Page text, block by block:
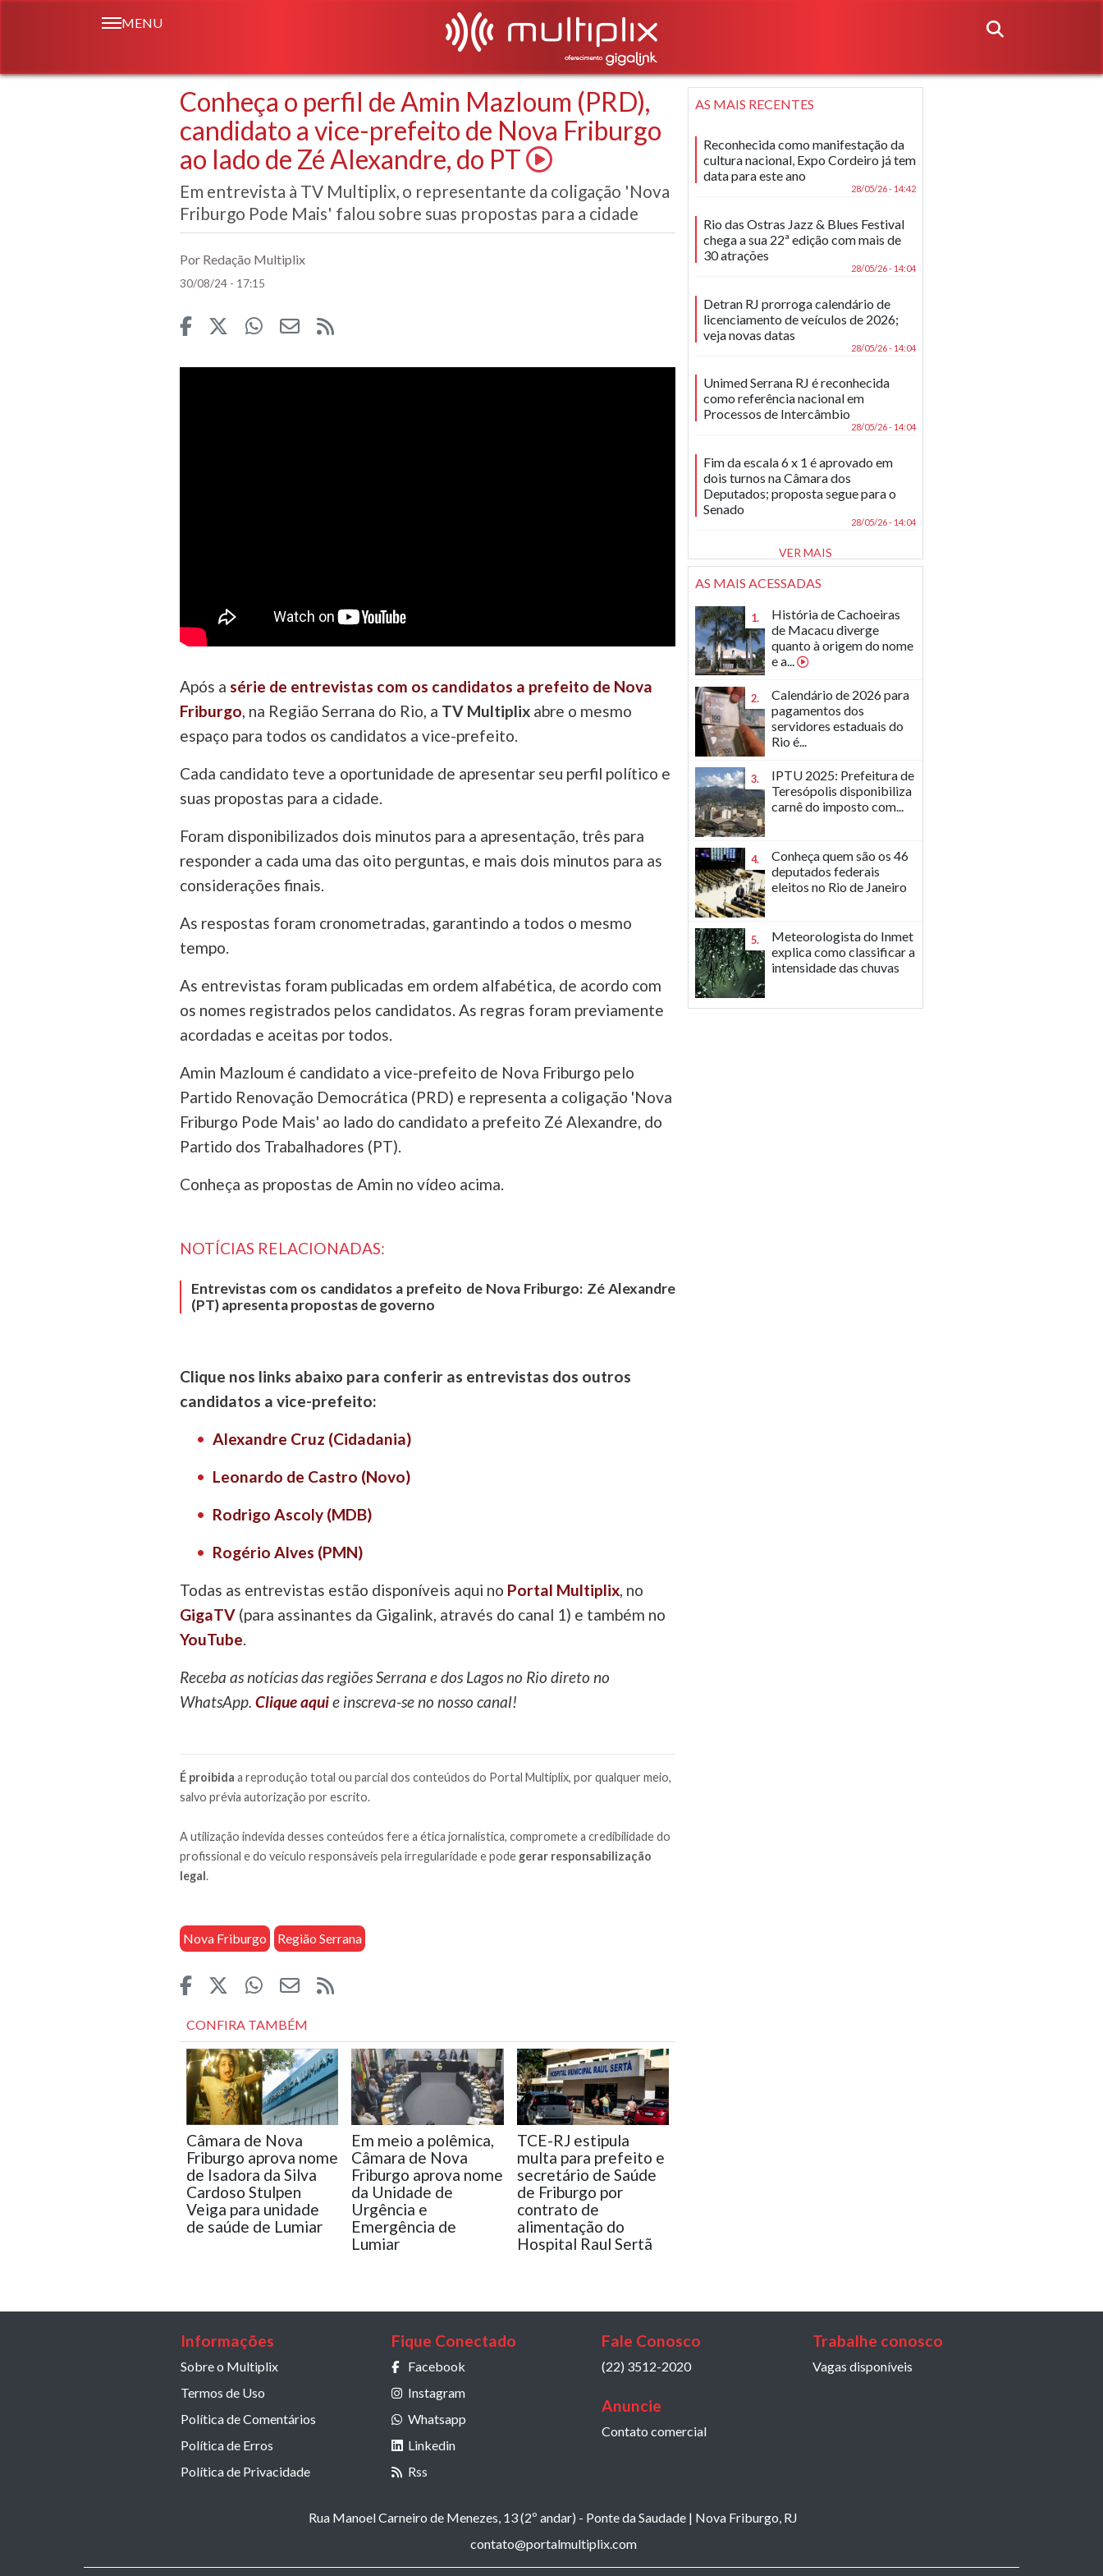
MENU
Conheça o perfil de Amin Mazloum (PRD),
candidato a vice-prefeito de Nova Friburgo
ao lado de Zé Alexandre, do PT
Em entrevista à TV Multiplix, o representante da coligação 'Nova
Friburgo Pode Mais' falou sobre suas propostas para a cidade
Por Redação Multiplix
30/08/24 - 17:15
Após a série de entrevistas com os candidatos a prefeito de Nova
Friburgo, na Região Serrana do Rio, a TV Multiplixabre o mesmo
espaço para todos os candidatos a vice-prefeito.
Cada candidato teve a oportunidade de apresentar seu perfil político e
suas propostas para a cidade.
Foram disponibilizados dois minutos para a apresentação, três para
responder a cada uma das oito perguntas, e mais dois minutos para as
considerações finais.
As respostas foram cronometradas, garantindo a todos o mesmo
tempo.
As entrevistas foram publicadas em ordem alfabética, de acordo com
os nomes registrados pelos candidatos. As regras foram previamente
acordadas e aceitas por todos.
Amin Mazloum é candidato a vice-prefeito de Nova Friburgo pelo
Partido Renovação Democrática (PRD) e representa a coligação 'Nova
Friburgo Pode Mais' ao lado do candidato a prefeito Zé Alexandre, do
Partido dos Trabalhadores (PT).
Conheça as propostas de Amin no vídeo acima.
NOTÍCIAS RELACIONADAS:
Entrevistas com os candidatos a prefeito de Nova Friburgo: Zé Alexandre
(PT) apresenta propostas de governo
Clique nos links abaixo para conferir as entrevistas dos outros
candidatos a vice-prefeito:
Alexandre Cruz (Cidadania)
Leonardo de Castro (Novo)
Rodrigo Ascoly (MDB)
Rogério Alves (PMN)
Todas as entrevistas estão disponíveis aqui no Portal Multiplix, no
GigaTV(para assinantes da Gigalink, através do canal 1) e também no
YouTube.
Receba as notícias das regiões Serrana e dos Lagos no Rio direto no
WhatsApp. Clique aquie inscreva-se no nosso canal!
É proibida a reprodução total ou parcial dos conteúdos do Portal Multiplix, por qualquer meio,
salvo prévia autorização por escrito.
A utilização indevida desses conteúdos fere a ética jornalística, compromete a credibilidade do
profissional e do veículo responsáveis pela irregularidade e pode gerar responsabilização
legal.
Nova Friburgo Região Serrana
CONFIRA TAMBÉM
Câmara de Nova
Friburgo aprova nome
de Isadora da Silva
Cardoso Stulpen
Veiga para unidade
de saúde de Lumiar
Em meio a polêmica,
Câmara de Nova
Friburgo aprova nome
da Unidade de
Urgência e
Emergência de
Lumiar
TCE-RJ estipula
multa para prefeito e
secretário de Saúde
de Friburgo por
contrato de
alimentação do
Hospital Raul Sertã
AS MAIS RECENTES
Reconhecida como manifestação da
cultura nacional, Expo Cordeiro já tem
data para este ano
28/05/26 - 14:42
Rio das Ostras Jazz & Blues Festival
chega a sua 22ª edição com mais de
30 atrações
28/05/26 - 14:04
Detran RJ prorroga calendário de
licenciamento de veículos de 2026;
veja novas datas
28/05/26 - 14:04
Unimed Serrana RJ é reconhecida
como referência nacional em
Processos de Intercâmbio
28/05/26 - 14:04
Fim da escala 6 x 1 é aprovado em
dois turnos na Câmara dos
Deputados; proposta segue para o
Senado
28/05/26 - 14:04
VER MAIS
AS MAIS ACESSADAS
1.
História de Cachoeiras
de Macacu diverge
quanto à origem do nome
e a...
2.
Calendário de 2026 para
pagamentos dos
servidores estaduais do
Rio é...
3.
IPTU 2025: Prefeitura de
Teresópolis disponibiliza
carnê do imposto com...
4.
Conheça quem são os 46
deputados federais
eleitos no Rio de Janeiro
5.
Meteorologista do Inmet
explica como classificar a
intensidade das chuvas
Informações
Sobre o Multiplix
Termos de Uso
Política de Comentários
Política de Erros
Política de Privacidade
Fique Conectado
Facebook
Instagram
Whatsapp
Linkedin
Rss
Fale Conosco
(22) 3512-2020
Anuncie
Contato comercial
Trabalhe conosco
Vagas disponíveis
Rua Manoel Carneiro de Menezes, 13 (2º andar) - Ponte da Saudade | Nova Friburgo, RJ
contato@portalmultiplix.com